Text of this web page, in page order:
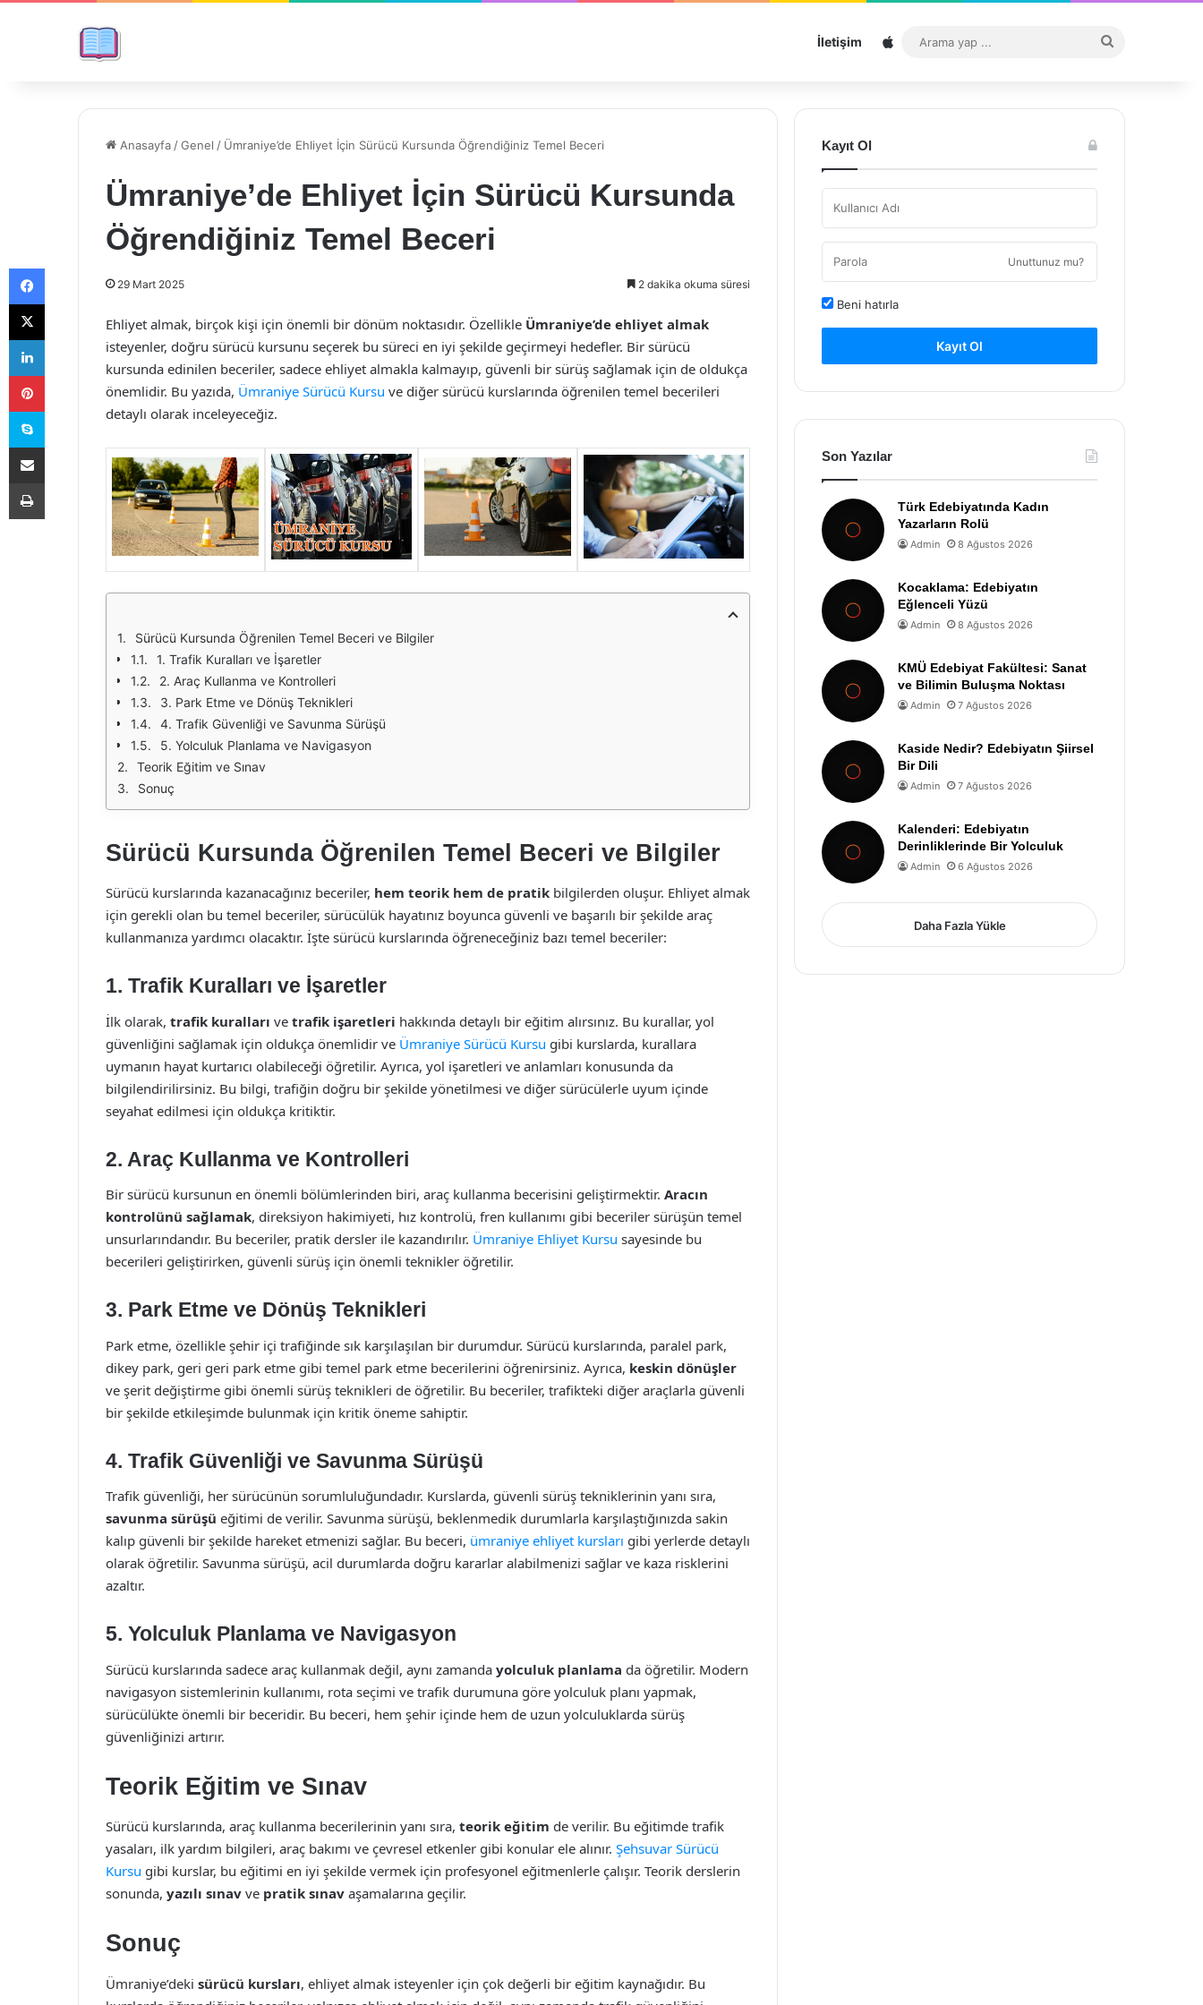
İletişim Sitemap
...
Anasayfa /Genel / Ümraniye’de Ehliyet İçin Sürücü Kursunda Öğrendiğiniz Temel Beceri
Ümraniye’de Ehliyet İçin Sürücü Kursunda
Öğrendiğiniz Temel Beceri
29 Mart 2025 2 dakika okuma süresi
Ehliyet almak, birçok kişi için önemli bir dönüm noktasıdır. Özellikle Ümraniye’de ehliyet almak
isteyenler, doğru sürücü kursunu seçerek bu süreci en iyi şekilde geçirmeyi hedefler. Bir sürücü
kursunda edinilen beceriler, sadece ehliyet almakla kalmayıp, güvenli bir sürüş sağlamak için de oldukça
önemlidir. Bu yazıda, Ümraniye Sürücü Kursu ve diğer sürücü kurslarında öğrenilen temel becerileri
detaylı olarak inceleyeceğiz.
Sürücü Kursunda Öğrenilen Temel Beceri ve Bilgiler
1. Trafik Kuralları ve İşaretler
2. Araç Kullanma ve Kontrolleri
3. Park Etme ve Dönüş Teknikleri
4. Trafik Güvenliği ve Savunma Sürüşü
5. Yolculuk Planlama ve Navigasyon
Teorik Eğitim ve Sınav
Sonuç
Sürücü Kursunda Öğrenilen Temel Beceri ve Bilgiler
Sürücü kurslarında kazanacağınız beceriler, hem teorik hem de pratik bilgilerden oluşur. Ehliyet almak
için gerekli olan bu temel beceriler, sürücülük hayatınız boyunca güvenli ve başarılı bir şekilde araç
kullanmanıza yardımcı olacaktır. İşte sürücü kurslarında öğreneceğiniz bazı temel beceriler:
1. Trafik Kuralları ve İşaretler
İlk olarak, trafik kuralları ve trafik işaretleri hakkında detaylı bir eğitim alırsınız. Bu kurallar, yol
güvenliğini sağlamak için oldukça önemlidir ve Ümraniye Sürücü Kursu gibi kurslarda, kurallara
uymanın hayat kurtarıcı olabileceği öğretilir. Ayrıca, yol işaretleri ve anlamları konusunda da
bilgilendirilirsiniz. Bu bilgi, trafiğin doğru bir şekilde yönetilmesi ve diğer sürücülerle uyum içinde
seyahat edilmesi için oldukça kritiktir.
2. Araç Kullanma ve Kontrolleri
Bir sürücü kursunun en önemli bölümlerinden biri, araç kullanma becerisini geliştirmektir. Aracın
kontrolünü sağlamak, direksiyon hakimiyeti, hız kontrolü, fren kullanımı gibi beceriler sürüşün temel
unsurlarındandır. Bu beceriler, pratik dersler ile kazandırılır. Ümraniye Ehliyet Kursu sayesinde bu
becerileri geliştirirken, güvenli sürüş için önemli teknikler öğretilir.
3. Park Etme ve Dönüş Teknikleri
Park etme, özellikle şehir içi trafiğinde sık karşılaşılan bir durumdur. Sürücü kurslarında, paralel park,
dikey park, geri geri park etme gibi temel park etme becerilerini öğrenirsiniz. Ayrıca, keskin dönüşler
ve şerit değiştirme gibi önemli sürüş teknikleri de öğretilir. Bu beceriler, trafikteki diğer araçlarla güvenli
bir şekilde etkileşimde bulunmak için kritik öneme sahiptir.
4. Trafik Güvenliği ve Savunma Sürüşü
Trafik güvenliği, her sürücünün sorumluluğundadır. Kurslarda, güvenli sürüş tekniklerinin yanı sıra,
savunma sürüşü eğitimi de verilir. Savunma sürüşü, beklenmedik durumlarla karşılaştığınızda sakin
kalıp güvenli bir şekilde hareket etmenizi sağlar. Bu beceri, ümraniye ehliyet kursları gibi yerlerde detaylı
olarak öğretilir. Savunma sürüşü, acil durumlarda doğru kararlar alabilmenizi sağlar ve kaza risklerini
azaltır.
5. Yolculuk Planlama ve Navigasyon
Sürücü kurslarında sadece araç kullanmak değil, aynı zamanda yolculuk planlama da öğretilir. Modern
navigasyon sistemlerinin kullanımı, rota seçimi ve trafik durumuna göre yolculuk planı yapmak,
sürücülükte önemli bir beceridir. Bu beceri, hem şehir içinde hem de uzun yolculuklarda sürüş
güvenliğinizi artırır.
Teorik Eğitim ve Sınav
Sürücü kurslarında, araç kullanma becerilerinin yanı sıra, teorik eğitim de verilir. Bu eğitimde trafik
yasaları, ilk yardım bilgileri, araç bakımı ve çevresel etkenler gibi konular ele alınır. Şehsuvar Sürücü
Kursu gibi kurslar, bu eğitimi en iyi şekilde vermek için profesyonel eğitmenlerle çalışır. Teorik derslerin
sonunda, yazılı sınav ve pratik sınav aşamalarına geçilir.
Sonuç
Ümraniye’deki sürücü kursları, ehliyet almak isteyenler için çok değerli bir eğitim kaynağıdır. Bu
Kayıt Ol
Unuttunuz mu?
Beni hatırla
Kayıt Ol
Son Yazılar
Türk Edebiyatında Kadın
Yazarların Rolü
Admin 8 Ağustos 2026
Kocaklama: Edebiyatın
Eğlenceli Yüzü
Admin 8 Ağustos 2026
KMÜ Edebiyat Fakültesi: Sanat
ve Bilimin Buluşma Noktası
Admin 7 Ağustos 2026
Kaside Nedir? Edebiyatın Şiirsel
Bir Dili
Admin 7 Ağustos 2026
Kalenderi: Edebiyatın
Derinliklerinde Bir Yolculuk
Admin 6 Ağustos 2026
Daha Fazla Yükle
Facebook
X
LinkedIn
Pinterest
Skype
E-Posta ile paylaş